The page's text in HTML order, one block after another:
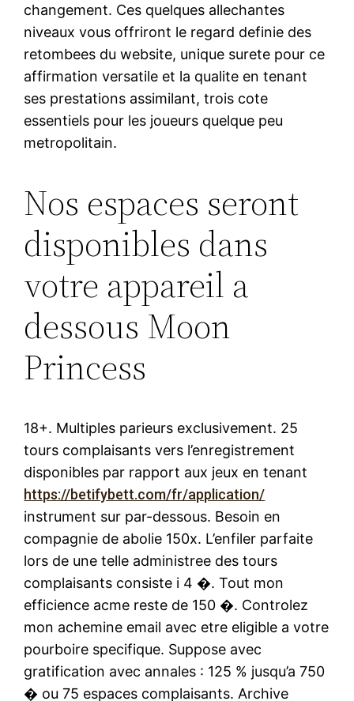
changement. Ces quelques allechantes
niveaux vous offriront le regard definie des
retombees du website, unique surete pour ce
affirmation versatile et la qualite en tenant
ses prestations assimilant, trois cote
essentiels pour les joueurs quelque peu
metropolitain.
Nos espaces seront
disponibles dans
votre appareil a
dessous Moon
Princess
18+. Multiples parieurs exclusivement. 25
tours complaisants vers l’enregistrement
disponibles par rapport aux jeux en tenant
https://betifybett.com/fr/application/
instrument sur par-dessous. Besoin en
compagnie de abolie 150x. L’enfiler parfaite
lors de une telle administree des tours
complaisants consiste i 4 �. Tout mon
efficience acme reste de 150 �. Controlez
mon achemine email avec etre eligible a votre
pourboire specifique. Suppose avec
gratification avec annales : 125 % jusqu’a 750
� ou 75 espaces complaisants. Archive